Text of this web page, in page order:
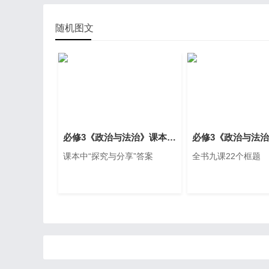
随机图文
必修3《政治与法治》课本中“探究与分享”答案
课本中“探究与分享”答案 全书九课22个框题